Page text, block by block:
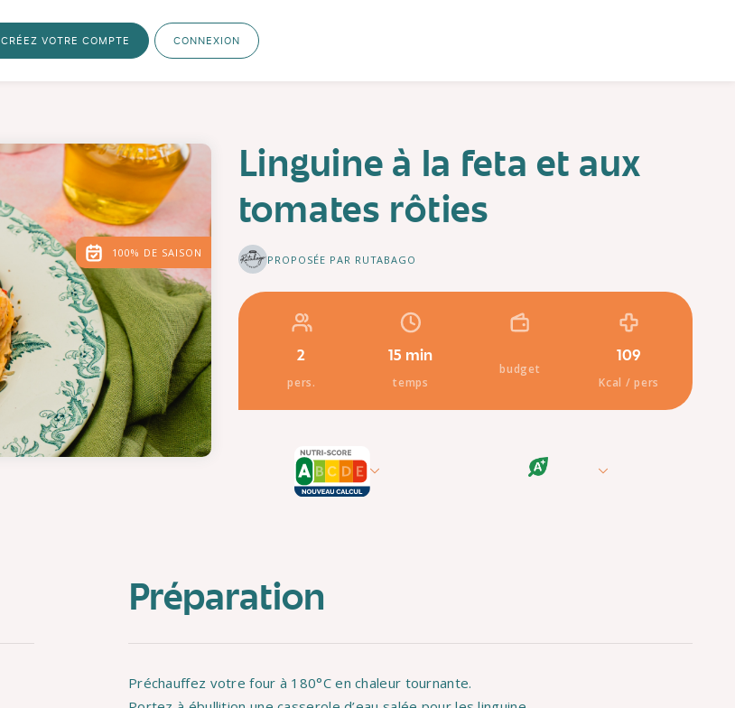
CRÉEZ VOTRE COMPTE CONNEXION
100% DE SAISON
Linguine à la feta et aux
tomates rôties
PROPOSÉE PAR RUTABAGO
2
pers.
15 min
temps
budget
109
Kcal / pers
Préparation
Préchauffez votre four à 180°C en chaleur tournante.